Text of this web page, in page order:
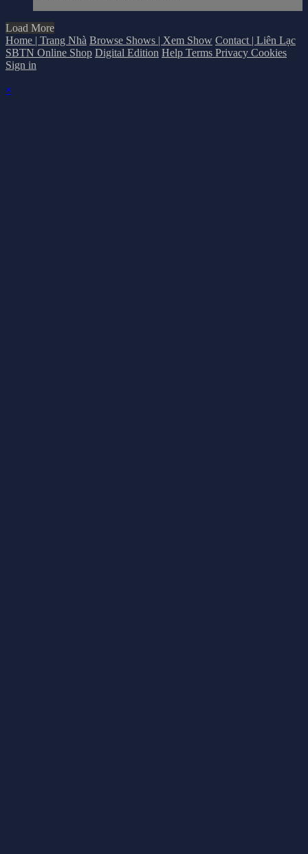
Load More
Home | Trang Nhà Browse Shows | Xem Show Contact | Liên Lạc
SBTN Online Shop Digital Edition Help Terms Privacy Cookies
Sign in
×